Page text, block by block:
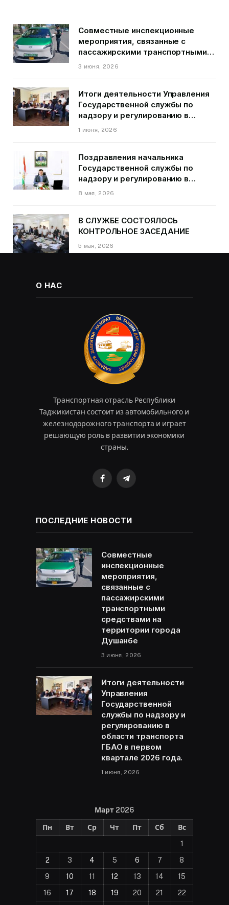
Совместные инспекционные
мероприятия, связанные с
пассажирскими транспортными
средствами на территории
3 июня, 2026
Итоги деятельности Управления
Государственной службы по
надзору и регулированию в
области транспорта ГБАО в
1 июня, 2026
Поздравления начальника
Государственной службы по
надзору и регулированию в
области транспорта Курбонзода
8 мая, 2026
В СЛУЖБЕ СОСТОЯЛОСЬ
КОНТРОЛЬНОЕ ЗАСЕДАНИЕ
5 мая, 2026
О НАС
Транспортная отрасль Республики
Таджикистан состоит из автомобильного и
железнодорожного транспорта и играет
решающую роль в развитии экономики
страны.
FacebookTelegram
ПОСЛЕДНИЕ НОВОСТИ
Совместные
инспекционные
мероприятия,
связанные с
пассажирскими
транспортными
средствами на
территории города
Душанбе
3 июня, 2026
Итоги деятельности
Управления
Государственной
службы по надзору и
регулированию в
области транспорта
ГБАО в первом
квартале 2026 года.
1 июня, 2026
Март 2026
Пн Вт Ср Чт Пт Сб
Вс
1
2
3 4 5 6 7
8
9
10 11 12 13 14
15
16
17 18 19 20 21
22